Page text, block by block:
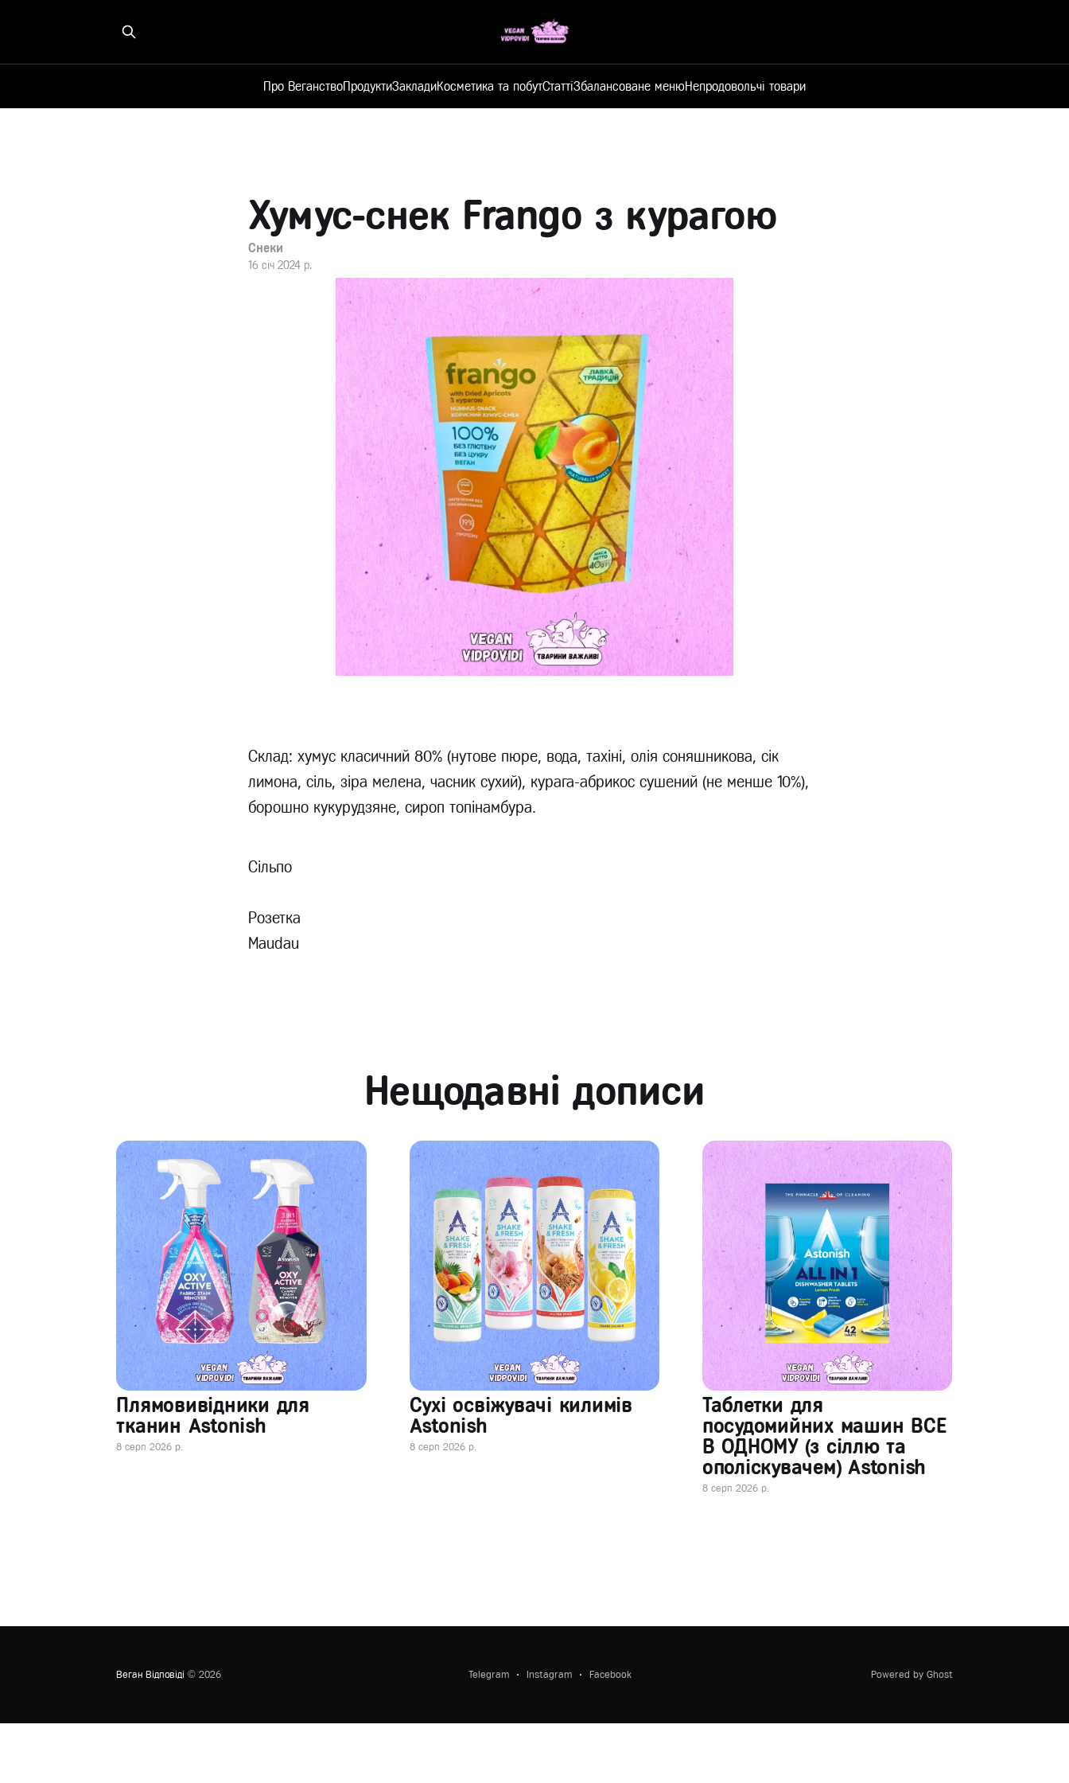
Про ВеганствоПродуктиЗакладиКосметика та побутСтаттіЗбалансоване менюНепродовольчі товари
Хумус-снек Frango з курагою
Снеки
16 січ 2024 р.
Склад: хумус класичний 80% (нутове пюре, вода, тахіні, олія соняшникова, сік
лимона, сіль, зіра мелена, часник сухий), курага-абрикос сушений (не менше 10%),
борошно кукурудзяне, сироп топінамбура.
Сільпо
Розетка
Maudau
Нещодавні дописи
Плямовивідники для
тканин Astonish
8 серп 2026 р.
Сухі освіжувачі килимів
Astonish
8 серп 2026 р.
Таблетки для
посудомийних машин ВСЕ
В ОДНОМУ (з сіллю та
ополіскувачем) Astonish
8 серп 2026 р.
Веган Відповіді © 2026 Telegram Instagram Facebook Powered by Ghost